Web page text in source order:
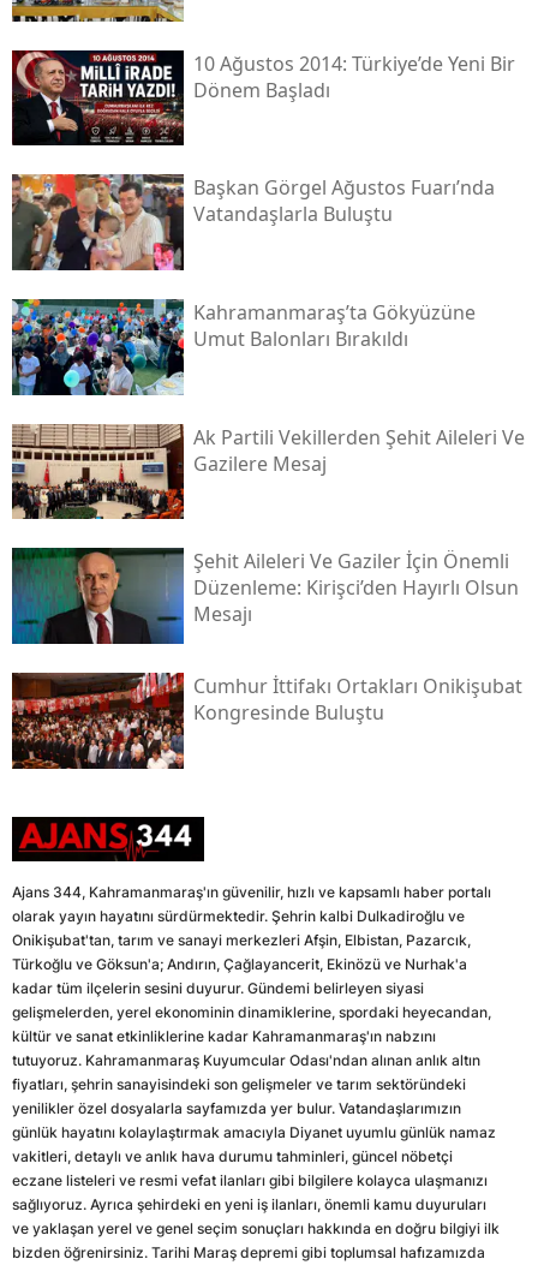
10 Ağustos 2014: Türkiye’de Yeni Bir
Dönem Başladı
Başkan Görgel Ağustos Fuarı’nda
Vatandaşlarla Buluştu
Kahramanmaraş’ta Gökyüzüne
Umut Balonları Bırakıldı
Ak Partili Vekillerden Şehit Aileleri Ve
Gazilere Mesaj
Şehit Aileleri Ve Gaziler İçin Önemli
Düzenleme: Kirişci’den Hayırlı Olsun
Mesajı
Cumhur İttifakı Ortakları Onikişubat
Kongresinde Buluştu
Ajans 344, Kahramanmaraş'ın güvenilir, hızlı ve kapsamlı haber portalı
olarak yayın hayatını sürdürmektedir. Şehrin kalbi Dulkadiroğlu ve
Onikişubat'tan, tarım ve sanayi merkezleri Afşin, Elbistan, Pazarcık,
Türkoğlu ve Göksun'a; Andırın, Çağlayancerit, Ekinözü ve Nurhak'a
kadar tüm ilçelerin sesini duyurur. Gündemi belirleyen siyasi
gelişmelerden, yerel ekonominin dinamiklerine, spordaki heyecandan,
kültür ve sanat etkinliklerine kadar Kahramanmaraş'ın nabzını
tutuyoruz. Kahramanmaraş Kuyumcular Odası'ndan alınan anlık altın
fiyatları, şehrin sanayisindeki son gelişmeler ve tarım sektöründeki
yenilikler özel dosyalarla sayfamızda yer bulur. Vatandaşlarımızın
günlük hayatını kolaylaştırmak amacıyla Diyanet uyumlu günlük namaz
vakitleri, detaylı ve anlık hava durumu tahminleri, güncel nöbetçi
eczane listeleri ve resmi vefat ilanları gibi bilgilere kolayca ulaşmanızı
sağlıyoruz. Ayrıca şehirdeki en yeni iş ilanları, önemli kamu duyuruları
ve yaklaşan yerel ve genel seçim sonuçları hakkında en doğru bilgiyi ilk
bizden öğrenirsiniz. Tarihi Maraş depremi gibi toplumsal hafızamızda